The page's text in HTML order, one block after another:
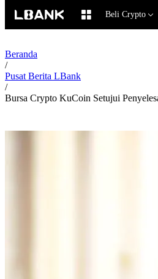
Beli Crypto
Beranda
/
Pusat Berita LBank
/
Bursa Crypto KuCoin Setujui